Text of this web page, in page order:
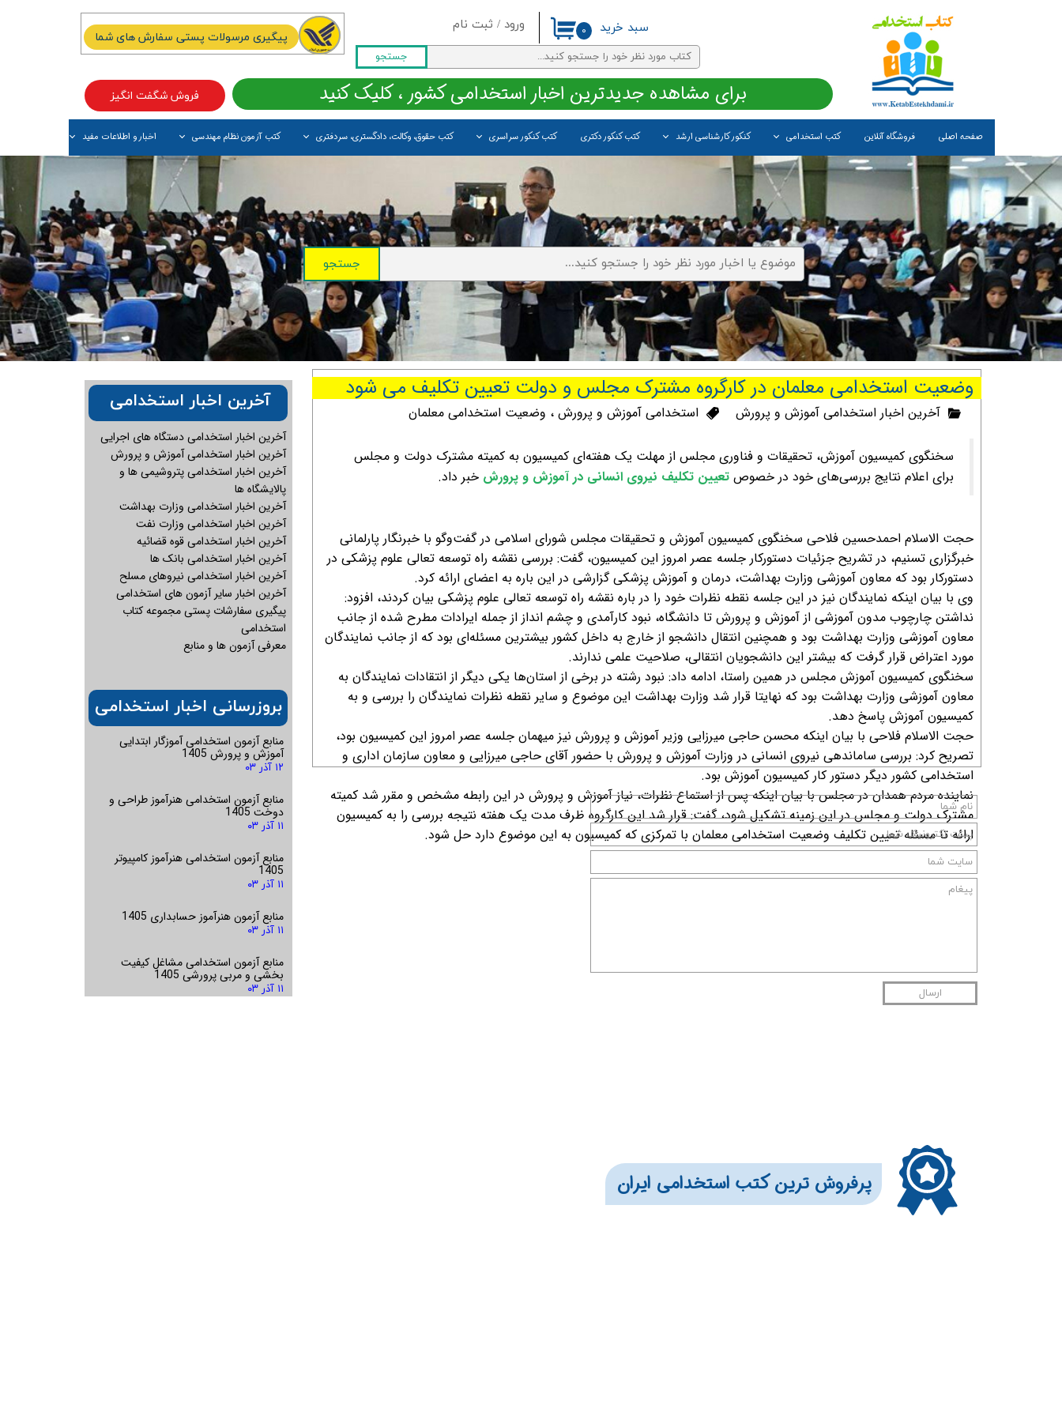
ورود / ثبت نام
حساب کاربری من
تغییر گذر واژه
سفارشات
خروج از حساب کاربری
جستجو
صفحه اصلی فروشگاه آنلاین کتب استخدامی کنکور کارشناسی ارشد کتب کنکور دکتری کتب کنکور سراسری کتب حقوق، وکالت، دادگستری، سردفتری کتب آزمون نظام مهندسی اخبار و اطلاعات مفید
۰ سبد خرید
فروش شگفت انگیز برای مشاهده جدیدترین اخبار استخدامی کشور ، کلیک کنید
پیگیری مرسولات پستی سفارش های شما
جستجو
وضعیت استخدامی معلمان در کارگروه مشترک مجلس و دولت تعیین تکلیف می شود
آخرین اخبار استخدامی آموزش و پرورش استخدامی آموزش و پرورش ، وضعیت استخدامی معلمان
سخنگوی کمیسیون آموزش، تحقیقات و فناوری مجلس از مهلت یک هفته‌ای کمیسیون به کمیته مشترک دولت و مجلس
برای اعلام نتایج بررسی‌های خود در خصوص تعیین تکلیف نیروی انسانی در آموزش و پرورش خبر داد.
حجت الاسلام احمدحسین فلاحی سخنگوی کمیسیون آموزش و تحقیقات مجلس شورای اسلامی در گفت‌وگو با خبرنگار پارلمانی
خبرگزاری تسنیم، در تشریح جزئیات دستورکار جلسه عصر امروز این کمیسیون، گفت: بررسی نقشه راه توسعه تعالی علوم پزشکی در
دستورکار بود که معاون آموزشی وزارت بهداشت، درمان و آموزش پزشکی گزارشی در این باره به اعضای ارائه کرد.
وی با بیان اینکه نمایندگان نیز در این جلسه نقطه نظرات خود را در باره نقشه راه توسعه تعالی علوم پزشکی بیان کردند، افزود:
نداشتن چارچوب مدون آموزشی از آموزش و پرورش تا دانشگاه، نبود کارآمدی و چشم انداز از جمله ایرادات مطرح شده از جانب
معاون آموزشی وزارت بهداشت بود و همچنین انتقال دانشجو از خارج به داخل کشور بیشترین مسئله‌ای بود که از جانب نمایندگان
مورد اعتراض قرار گرفت که بیشتر این دانشجویان انتقالی، صلاحیت علمی ندارند.
سخنگوی کمیسیون آموزش مجلس در همین راستا، ادامه داد: نبود رشته در برخی از استان‌ها یکی دیگر از انتقادات نمایندگان به
معاون آموزشی وزارت بهداشت بود که نهایتا قرار شد وزارت بهداشت این موضوع و سایر نقطه نظرات نمایندگان را بررسی و به
کمیسیون آموزش پاسخ دهد.
حجت الاسلام فلاحی با بیان اینکه محسن حاجی میرزایی وزیر آموزش و پرورش نیز میهمان جلسه عصر امروز این کمیسیون بود،
تصریح کرد: بررسی ساماندهی نیروی انسانی در وزارت آموزش و پرورش با حضور آقای حاجی میرزایی و معاون سازمان اداری و
استخدامی کشور دیگر دستور کار کمیسیون آموزش بود.
نماینده مردم همدان در مجلس با بیان اینکه پس از استماع نظرات، نیاز آموزش و پرورش در این رابطه مشخص و مقرر شد کمیته
مشترک دولت و مجلس در این زمینه تشکیل شود، گفت: قرار شد این کارگروه ظرف مدت یک هفته نتیجه بررسی را به کمیسیون
ارائه تا مسئله تعیین تکلیف وضعیت استخدامی معلمان با تمرکزی که کمیسیون به این موضوع دارد حل شود.
ارسال
آخرین اخبار استخدامی دستگاه های اجرایی
آخرین اخبار استخدامی آموزش و پرورش
آخرین اخبار استخدامی پتروشیمی ها و
پالایشگاه ها
آخرین اخبار استخدامی وزارت بهداشت
آخرین اخبار استخدامی وزارت نفت
آخرین اخبار استخدامی قوه قضائیه
آخرین اخبار استخدامی بانک ها
آخرین اخبار استخدامی نیروهای مسلح
آخرین اخبار سایر آزمون های استخدامی
پیگیری سفارشات پستی مجموعه کتاب
استخدامی
معرفی آزمون ها و منابع
منابع آزمون استخدامی آموزگار ابتدایی
آموزش و پرورش 1405
۱۲ آذر ۰۳
منابع آزمون استخدامی هنرآموز طراحی و
دوخت 1405
۱۱ آذر ۰۳
منابع آزمون استخدامی هنرآموز کامپیوتر
1405
۱۱ آذر ۰۳
منابع آزمون هنرآموز حسابداری 1405
۱۱ آذر ۰۳
منابع آزمون استخدامی مشاغل کیفیت
بخشی و مربی پرورشی 1405
۱۱ آذر ۰۳
بروزرسانی اخبار استخدامی
آخرین اخبار استخدامی
​​​پرفروش ترین کتب استخدامی ایران